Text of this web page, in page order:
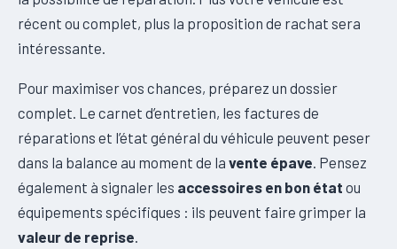
récent ou complet, plus la proposition de rachat sera
intéressante.
Pour maximiser vos chances, préparez un dossier
complet. Le carnet d’entretien, les factures de
réparations et l’état général du véhicule peuvent peser
dans la balance au moment de la vente épave . Pensez
également à signaler les accessoires en bon état ou
équipements spécifiques : ils peuvent faire grimper la
valeur de reprise